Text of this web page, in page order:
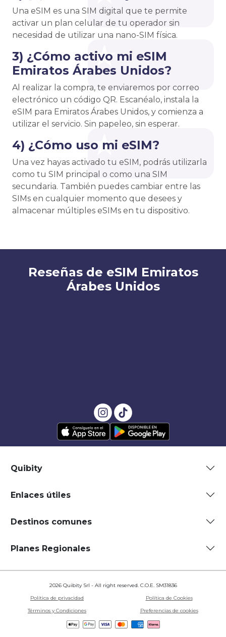
Una eSIM es una SIM digital que te permite
activar un plan celular de tu operador sin
necesidad de utilizar una nano-SIM física.
3) ¿Cómo activo mi eSIM
Emiratos Árabes Unidos?
Al realizar la compra, te enviaremos por correo
electrónico un código QR. Escanéalo, instala la
eSIM para Emiratos Árabes Unidos, y comienza a
utilizar el servicio. Sin papeleo, sin esperar.
4) ¿Cómo uso mi eSIM?
Una vez hayas activado tu eSIM, podrás utilizarla
como tu SIM principal o como una SIM
secundaria. También puedes cambiar entre las
SIMs en cualquier momento que desees y
almacenar múltiples eSIMs en tu dispositivo.
Reseñas de eSIM Emiratos
Árabes Unidos
Quibity
Enlaces útiles
Destinos comunes
Planes Regionales
2026 Quibity Srl - All right reserved. C.O.E. SM31836
Política de privacidad
Política de Cookies
Términos y Condiciones
Preferencias de cookies